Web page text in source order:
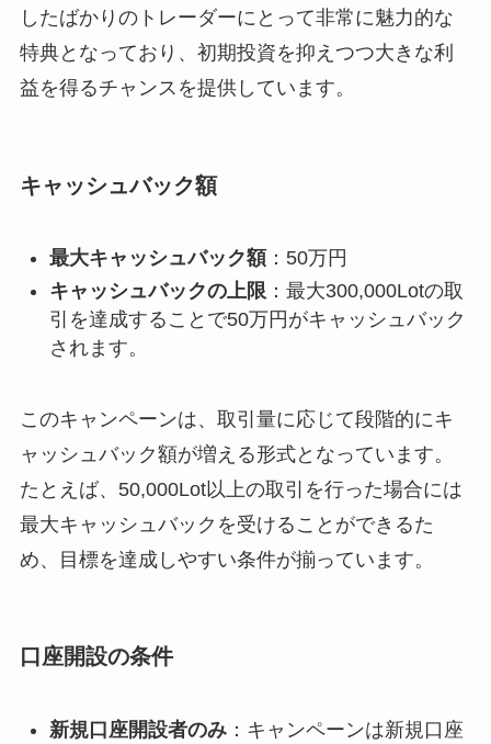
したばかりのトレーダーにとって非常に魅力的な
特典となっており、初期投資を抑えつつ大きな利
益を得るチャンスを提供しています。
キャッシュバック額
最大キャッシュバック額：50万円
キャッシュバックの上限：最大300,000Lotの取
引を達成することで50万円がキャッシュバック
されます。
このキャンペーンは、取引量に応じて段階的にキ
ャッシュバック額が増える形式となっています。
たとえば、50,000Lot以上の取引を行った場合には
最大キャッシュバックを受けることができるた
め、目標を達成しやすい条件が揃っています。
口座開設の条件
新規口座開設者のみ：キャンペーンは新規口座